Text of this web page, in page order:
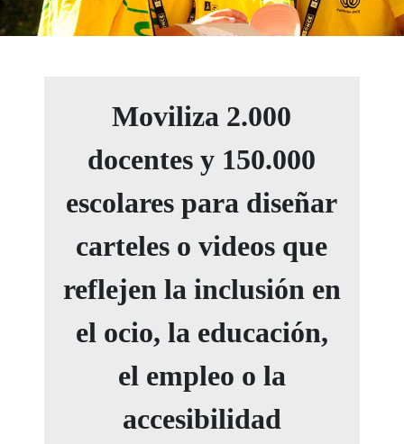
Moviliza 2.000
docentes y 150.000
escolares para diseñar
carteles o videos que
reflejen la inclusión en
el ocio, la educación,
el empleo o la
accesibilidad